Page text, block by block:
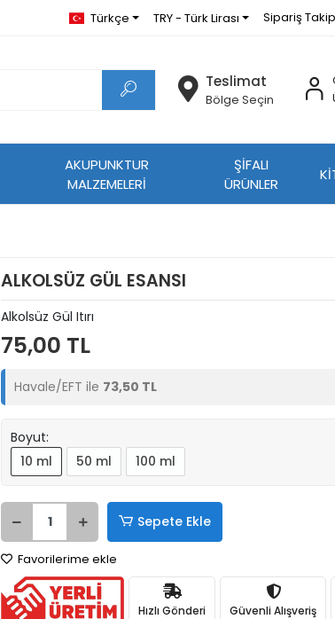
Türkçe TRY - Türk Lirası Sipariş Takip
Teslimat
Bölge Seçin
AKUPUNKTUR
MALZEMELERİ
ŞİFALI
ÜRÜNLER
ALKOLSÜZ GÜL ESANSI
Alkolsüz Gül Itırı
75,00 TL
Havale/EFT ile 73,50 TL
Boyut:
10 ml
50 ml 100 ml
Sepete Ekle
Favorilerime ekle
Hızlı Gönderi Güvenli Alışveriş